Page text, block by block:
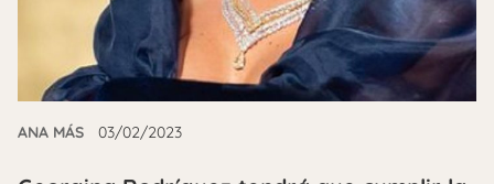
ANA MÁS 03/02/2023